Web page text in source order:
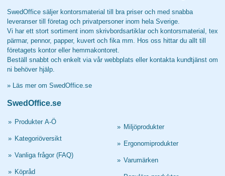
SwedOffice säljer kontorsmaterial till bra priser och med snabba
leveranser till företag och privatpersoner inom hela Sverige.
Vi har ett stort sortiment inom skrivbordsartiklar och kontorsmaterial, tex
pärmar, pennor, papper, kuvert och fika mm. Hos oss hittar du allt till
företagets kontor eller hemmakontoret.
Beställ snabbt och enkelt via vår webbplats eller kontakta kundtjänst om
ni behöver hjälp.
» Läs mer om SwedOffice.se
SwedOffice.se
» Produkter A-Ö
» Kategoriöversikt
» Vanliga frågor (FAQ)
» Köpråd
» Miljöprodukter
» Ergonomiprodukter
» Varumärken